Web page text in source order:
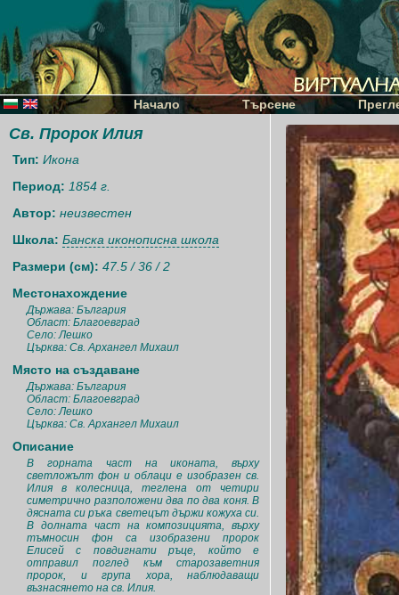
Начало Търсене
Св. Пророк Илия
Тип: Икона
Период: 1854 г.
Автор: неизвестен
Школа: Банска иконописна школа
Размери (см): 47.5 / 36 / 2
Местонахождение
Държава: България
Област: Благоевград
Село: Лешко
Църква: Св. Архангел Михаил
Място на създаване
Държава: България
Област: Благоевград
Село: Лешко
Църква: Св. Архангел Михаил
Описание
В горната част на иконата, върху
светложълт фон и облаци е изобразен св.
Илия в колесница, теглена от четири
симетрично разположени два по два коня. В
дясната си ръка светецът държи кожуха си.
В долната част на композицията, върху
тъмносин фон са изобразени пророк
Елисей с повдигнати ръце, който е
отправил поглед към старозаветния
пророк, и група хора, наблюдаващи
възнасянето на св. Илия.